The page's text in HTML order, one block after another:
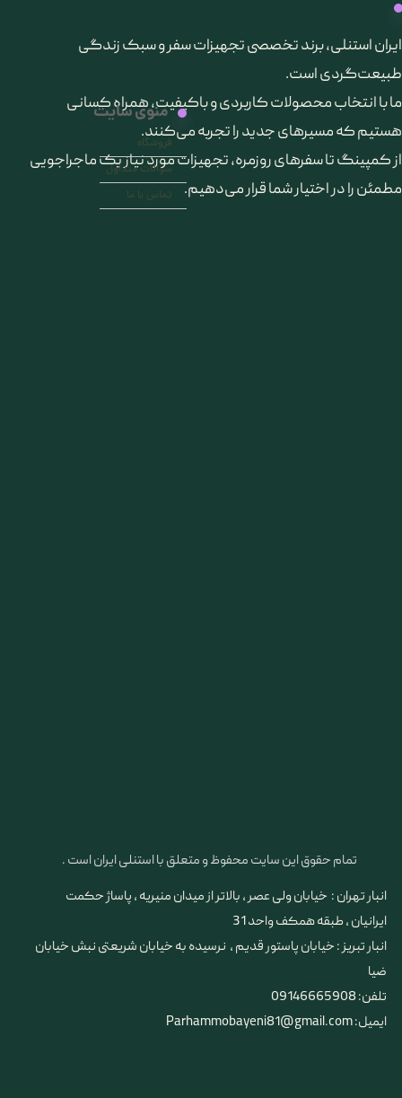
تمام حقوق این سایت محفوظ و متعلق با استنلی ایران است .
​ایران استنلی، برند تخصصی تجهیزات سفر و سبک زندگی
طبیعت‌گردی است.
ما با انتخاب محصولات کاربردی و باکیفیت، همراه کسانی
هستیم که مسیرهای جدید را تجربه می‌کنند.
از کمپینگ تا سفرهای روزمره، تجهیزات مورد نیاز یک ماجراجویی
مطمئن را در اختیار شما قرار می‌دهیم.
منوی سایت
فروشگاه
سوالات متداول
تماس با ما
انبار تهران : خیابان ولی عصر ، بالاتر از میدان منیریه ، پاساژ حکمت
ایرانیان ، طبقه همکف واحد 31
​​​​​​​انبار تبریز : خیابان پاستور قدیم ، نرسیده به خیابان شریعتی نبش خیابان
ضیا
تلفن: 09146665908
ایمیل: Parhammobayeni81@gmail.com